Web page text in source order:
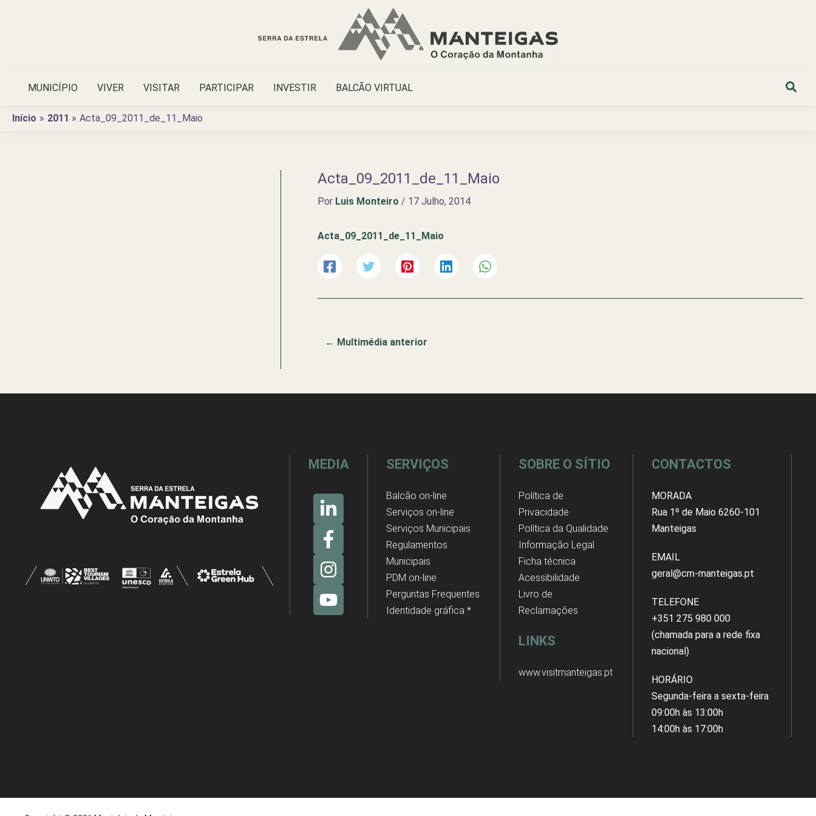
MUNICÍPIO VIVER VISITAR PARTICIPAR INVESTIR BALCÃO VIRTUAL
Início 2011 Acta_09_2011_de_11_Maio
Acta_09_2011_de_11_Maio
Por Luis Monteiro/ 17 Julho, 2014
Acta_09_2011_de_11_Maio
← Multimédia anterior
MEDIA SERVIÇOS
Balcão on-line
Serviços on-line
Serviços Municipais
Regulamentos
Municipais
PDM on-line
Perguntas Frequentes
Identidade gráfica *
SOBRE O SÍTIO
Política de
Privacidade
Política da Qualidade
Informação Legal
Ficha técnica
Acessibilidade
Livro de
Reclamações
LINKS
www.visitmanteigas.pt
CONTACTOS
MORADA
Rua 1º de Maio 6260-101
Manteigas
EMAIL
geral@cm-manteigas.pt
TELEFONE
+351 275 980 000
(chamada para a rede fixa
nacional)
HORÁRIO
Segunda-feira a sexta-feira
09:00h às 13:00h
14:00h às 17:00h